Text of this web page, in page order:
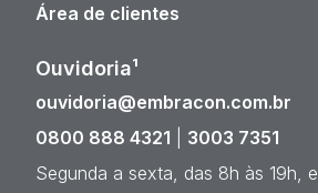
Área de clientes
Ouvidoria¹
ouvidoria@embracon.com.br
0800 888 4321
3003 7351
Segunda a sexta, das 8h às 19h,